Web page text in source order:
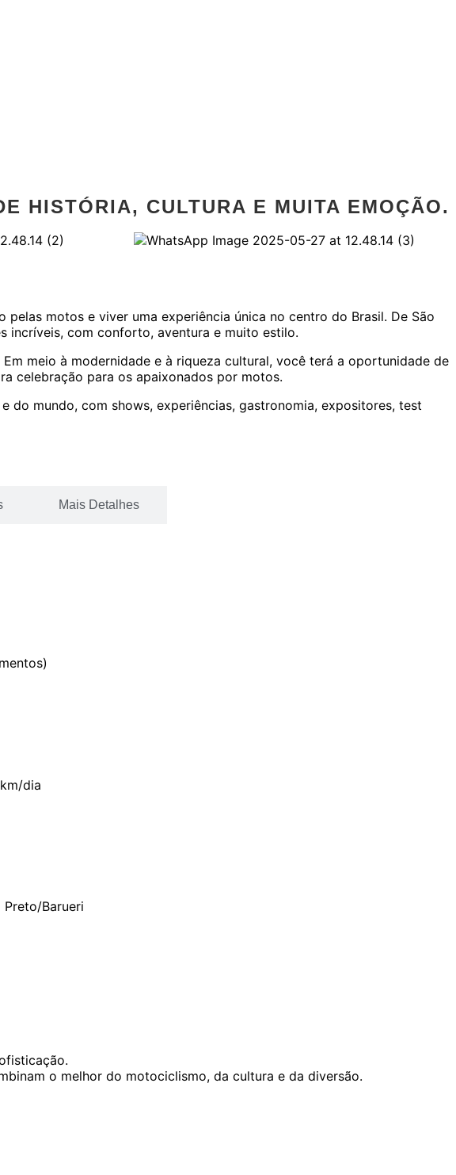
HISTÓRIA, CULTURA E MUITA EMOÇÃO.
motos e viver uma experiência única no centro do Brasil. De São
incríveis, com conforto, aventura e muito estilo.
meio à modernidade e à riqueza cultural, você terá a oportunidade de
celebração para os apaixonados por motos.
mundo, com shows, experiências, gastronomia, expositores, test
Mais Detalhes
dia
Barueri
o melhor do motociclismo, da cultura e da diversão.